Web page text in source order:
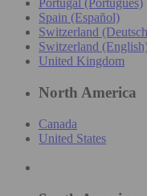
Portugal (Português)
Spain (Español)
Switzerland
Switzerland
United Kingdom
North America
Canada
United States